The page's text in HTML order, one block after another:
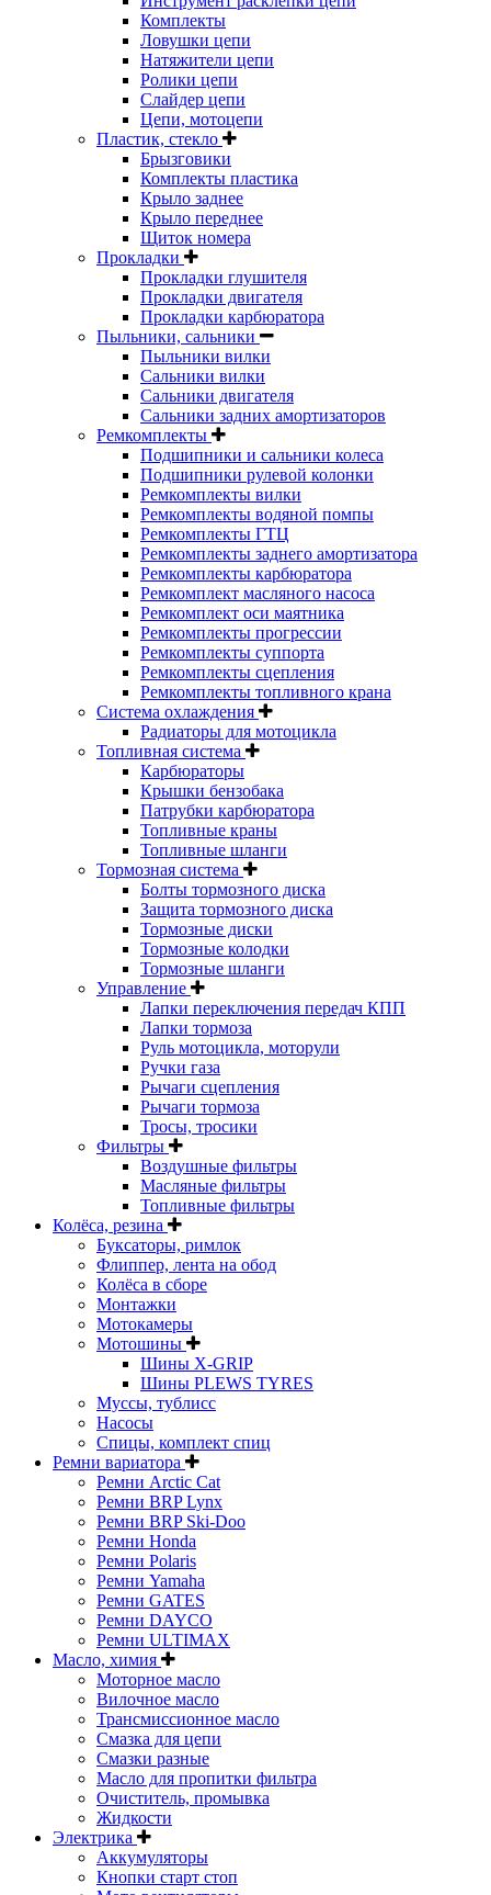
Комплекты
Ловушки цепи
Натяжители цепи
Ролики цепи
Слайдер цепи
Цепи, мотоцепи
Пластик, стекло
Брызговики
Комплекты пластика
Крыло заднее
Крыло переднее
Щиток номера
Прокладки
Прокладки глушителя
Прокладки двигателя
Прокладки карбюратора
Пыльники, сальники
Пыльники вилки
Сальники вилки
Сальники двигателя
Сальники задних амортизаторов
Ремкомплекты
Подшипники и сальники колеса
Подшипники рулевой колонки
Ремкомплекты вилки
Ремкомплекты водяной помпы
Ремкомплекты ГТЦ
Ремкомплекты заднего амортизатора
Ремкомплекты карбюратора
Ремкомплект масляного насоса
Ремкомплект оси маятника
Ремкомплекты прогрессии
Ремкомплекты суппорта
Ремкомплекты сцепления
Ремкомплекты топливного крана
Система охлаждения
Радиаторы для мотоцикла
Топливная система
Карбюраторы
Крышки бензобака
Патрубки карбюратора
Топливные краны
Топливные шланги
Тормозная система
Болты тормозного диска
Защита тормозного диска
Тормозные диски
Тормозные колодки
Тормозные шланги
Управление
Лапки переключения передач КПП
Лапки тормоза
Руль мотоцикла, моторули
Ручки газа
Рычаги сцепления
Рычаги тормоза
Тросы, тросики
Фильтры
Воздушные фильтры
Масляные фильтры
Топливные фильтры
Колёса, резина
Буксаторы, римлок
Флиппер, лента на обод
Колёса в сборе
Монтажки
Мотокамеры
Мотошины
Шины X-GRIP
Шины PLEWS TYRES
Муссы, тублисс
Насосы
Спицы, комплект спиц
Ремни вариатора
Ремни Arctic Cat
Ремни BRP Lynx
Ремни BRP Ski-Doo
Ремни Honda
Ремни Polaris
Ремни Yamaha
Ремни GATES
Ремни DAYCO
Ремни ULTIMAX
Масло, химия
Моторное масло
Вилочное масло
Трансмиссионное масло
Смазка для цепи
Смазки разные
Масло для пропитки фильтра
Очиститель, промывка
Жидкости
Электрика
Аккумуляторы
Кнопки старт стоп